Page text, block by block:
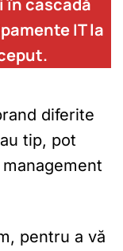
IT la
diferite
tip, pot
pentru a vă